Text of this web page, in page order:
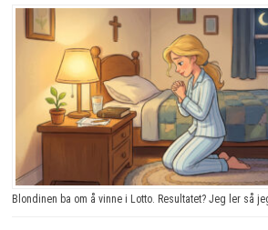
Blondinen ba om å vinne i Lotto. Resultatet? Jeg ler så